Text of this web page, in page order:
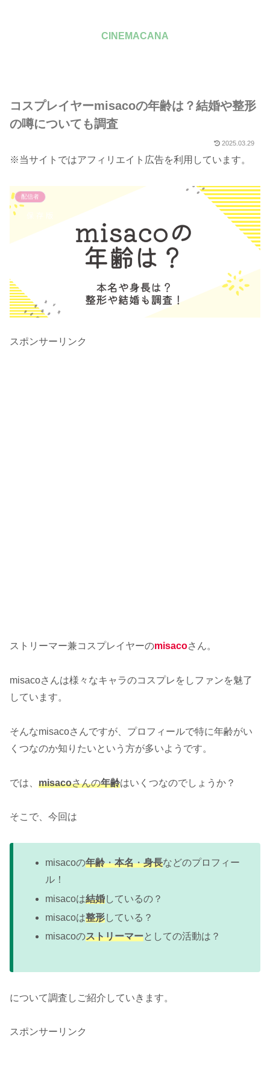
CINEMACANA
コスプレイヤーmisacoの年齢は？結婚や整形
の噂についても調査
2025.03.29
※当サイトではアフィリエイト広告を利用しています。
配信者
スポンサーリンク
ストリーマー兼コスプレイヤーのmisacoさん。
misacoさんは様々なキャラのコスプレをしファンを魅了
しています。
そんなmisacoさんですが、プロフィールで特に年齢がい
くつなのか知りたいという方が多いようです。
では、 misacoさんの年齢はいくつなのでしょうか？
そこで、今回は
misacoの年齢・本名・身長などのプロフィー
ル！
misacoは結婚しているの？
misacoは整形している？
misacoのストリーマーとしての活動は？
について調査しご紹介していきます。
スポンサーリンク